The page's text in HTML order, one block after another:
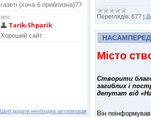
Щоб додати необхідна авторизація
Переглядів: 677 |
НАСАМПЕРЕД
Місто
Створити
загиблих і
депутат від
Він